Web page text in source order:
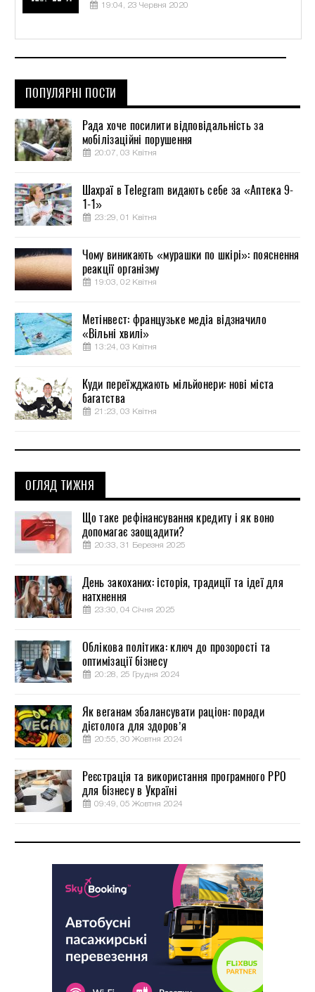
19:04, 23 Червня 2020
ПОПУЛЯРНІ ПОСТИ
Рада хоче посилити відповідальність за
мобілізаційні порушення
20:07, 03 Квітня
Шахраї в Telegram видають себе за «Аптека 9-
1-1»
23:29, 01 Квітня
Чому виникають «мурашки по шкірі»: пояснення
реакції організму
19:03, 02 Квітня
Метінвест: французьке медіа відзначило
«Вільні хвилі»
13:24, 03 Квітня
Куди переїжджають мільйонери: нові міста
багатства
21:23, 03 Квітня
ОГЛЯД ТИЖНЯ
Що таке рефінансування кредиту і як воно
допомагає заощадити?
20:33, 31 Березня 2025
День закоханих: історія, традиції та ідеї для
натхнення
23:30, 04 Січня 2025
Облікова політика: ключ до прозорості та
оптимізації бізнесу
20:28, 25 Грудня 2024
Як веганам збалансувати раціон: поради
дієтолога для здоров’я
20:55, 30 Жовтня 2024
Реєстрація та використання програмного РРО
для бізнесу в Україні
09:49, 05 Жовтня 2024